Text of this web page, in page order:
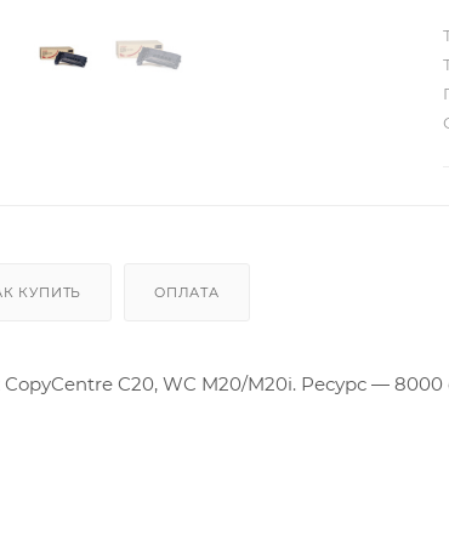
КУПИТЬ ОПЛАТА
C20, WC M20/M20i. Ресурс — 8000